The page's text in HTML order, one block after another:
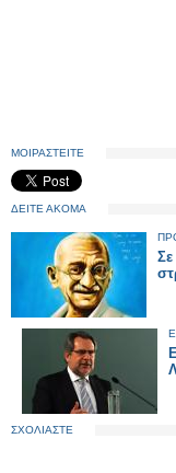
ΜΟΙΡΑΣΤΕΙΤΕ
ΔΕΙΤΕ ΑΚΟΜΑ
ΣΧΟΛΙΑΣΤΕ